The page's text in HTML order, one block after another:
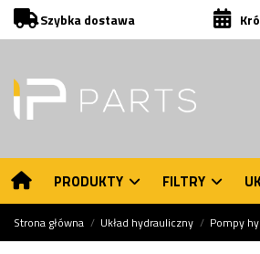
Szybka dostawa
PRODUKTY FILTRY
Strona główna Układ hydrauliczny Pompy